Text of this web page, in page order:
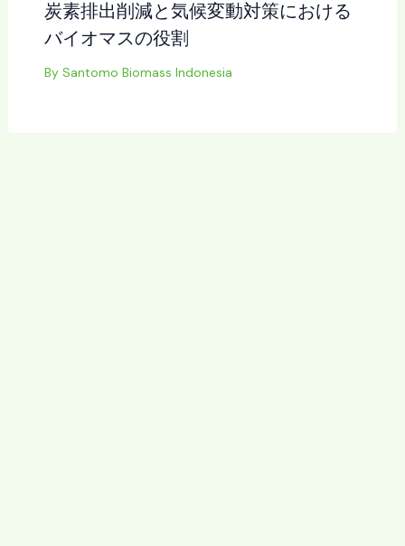
炭素排出削減と気候変動対策における
バイオマスの役割
By Santomo Biomass Indonesia